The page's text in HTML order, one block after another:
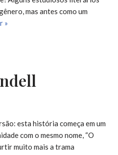
mas antes como um
»
esta história começa em um
com o mesmo nome, “O
muito mais a trama